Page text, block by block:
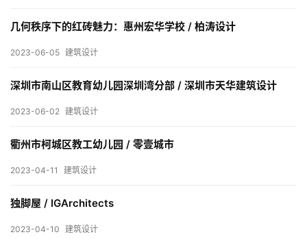
城
与
观
建
教
几何秩序下的红砖魅力：惠州宏华学校 / 柏涛设计
2023-06-05 建筑设计
深圳市南山区教育幼儿园深圳湾分部 / 深圳市天华建筑设计
2023-06-02 建筑设计
衢州市柯城区教工幼儿园 / 零壹城市
2023-04-11 建筑设计
独脚屋 / IGArchitects
2023-04-10 建筑设计